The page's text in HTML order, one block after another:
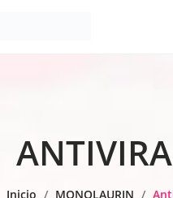
Inicio / MONOLAURIN /